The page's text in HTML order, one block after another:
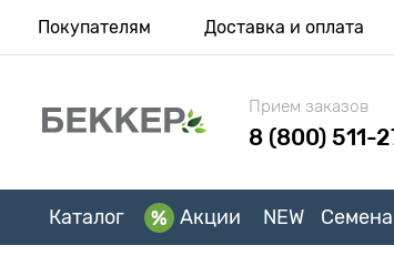
Покупателям Доставка и оплата
Прием заказов
8 (800) 511-
Каталог Акции NEW Семена